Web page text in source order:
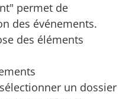
permet de
des événements.
des éléments
un dossier